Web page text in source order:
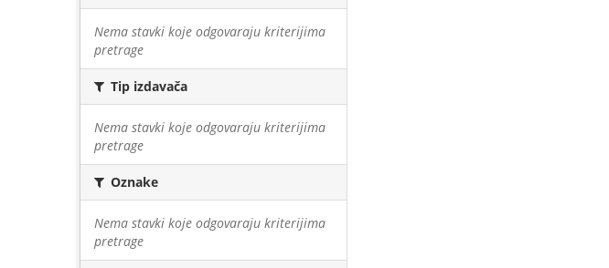
Nema stavki koje odgovaraju kriterijima
pretrage
Tip izdavača
Nema stavki koje odgovaraju kriterijima
pretrage
Oznake
Nema stavki koje odgovaraju kriterijima
pretrage